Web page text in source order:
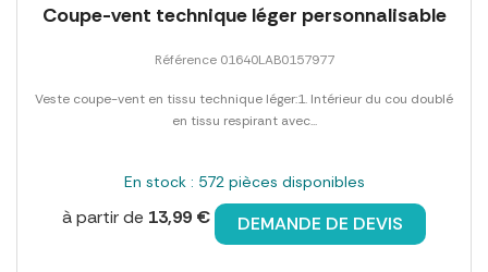
Coupe-vent technique léger personnalisable
Référence 01640LAB0157977
Veste coupe-vent en tissu technique léger:1. Intérieur du cou doublé
en tissu respirant avec...
En stock : 572 pièces disponibles
à partir de 13,99 € DEMANDE DE DEVIS